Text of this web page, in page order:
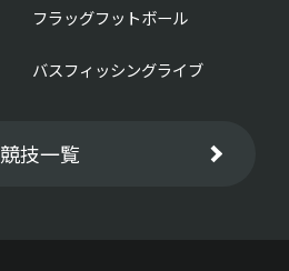
フラッグフットボール
バスフィッシングライブ
競技一覧